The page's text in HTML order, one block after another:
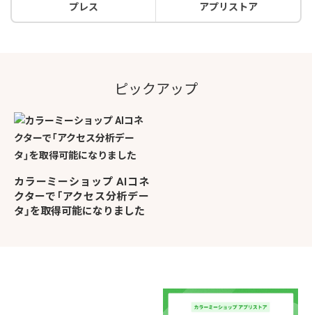
プレス アプリストア
ピックアップ
カラーミーショップ AIコネ
クターで「アクセス分析デー
タ」を取得可能になりました